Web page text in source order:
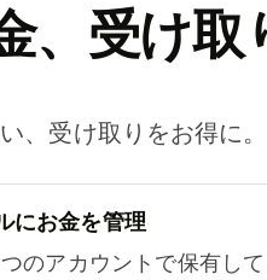
、受け取
、受け取りをお得に
にお金を管理
のアカウントで保有し